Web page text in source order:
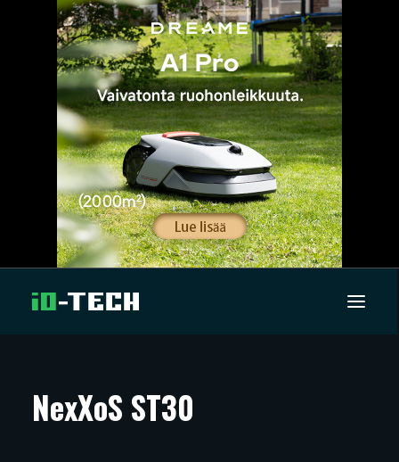
ARTIKKELIT
NexXoS ST30